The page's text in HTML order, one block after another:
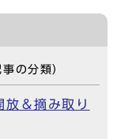
事の分類）
放＆摘み取り